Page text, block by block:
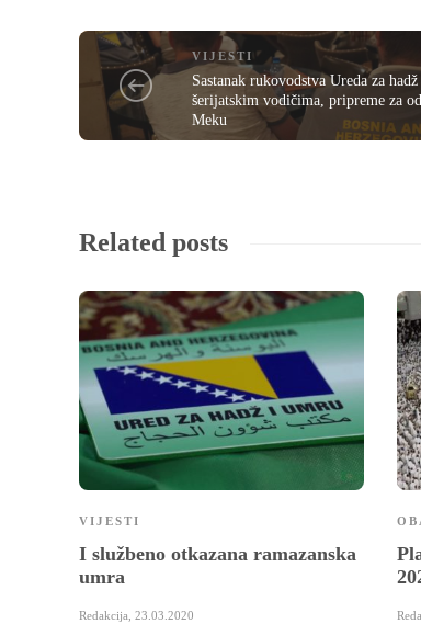
VIJESTI
Sastanak rukovodstva Ureda za
šerijatskim vodičima, pripreme za
Meku
Related posts
VIJESTI
I službeno otkazana ramazanska
umra
Redakcija 23.03.2020